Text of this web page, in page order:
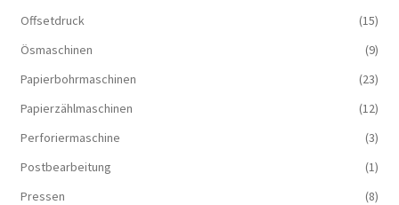
Offsetdruck
(15)
Ösmaschinen
(9)
Papierbohrmaschinen
(23)
Papierzählmaschinen
(12)
Perforiermaschine
(3)
Postbearbeitung
(1)
Pressen
(8)